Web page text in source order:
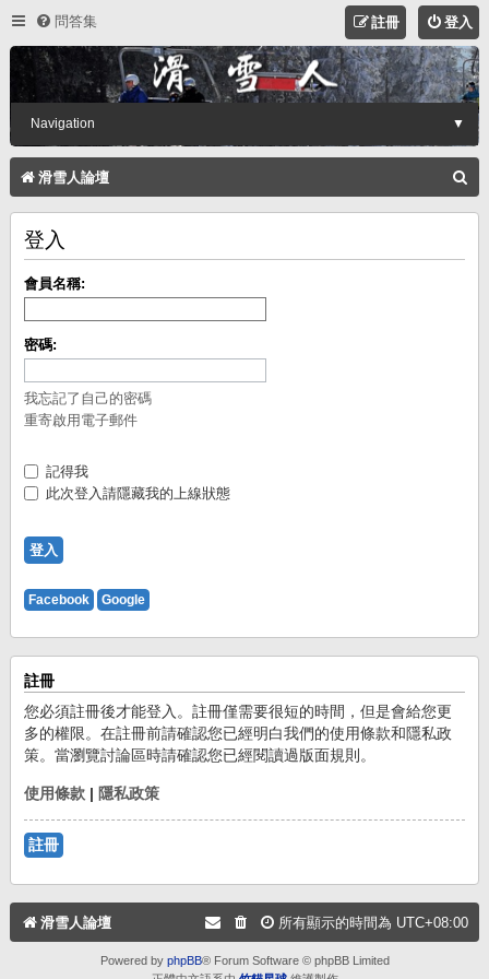
問答集 登入
註冊
Navigation ▼
滑雪人論壇
尋
登入
會員名稱:
密碼:
我忘記了自己的密碼
重寄啟用電子郵件
記得我
此次登入請隱藏我的上線狀態
Facebook Google
註冊
您必須註冊後才能登入。註冊僅需要很短的時間，但是會給您更
多的權限。在註冊前請確認您已經明白我們的使用條款和隱私政
策。當瀏覽討論區時請確認您已經閱讀過版面規則。
使用條款 | 隱私政策
註冊
滑雪人論壇 所有顯示的時間為 UTC+08:00
Powered by phpBB® Forum Software © phpBB Limited